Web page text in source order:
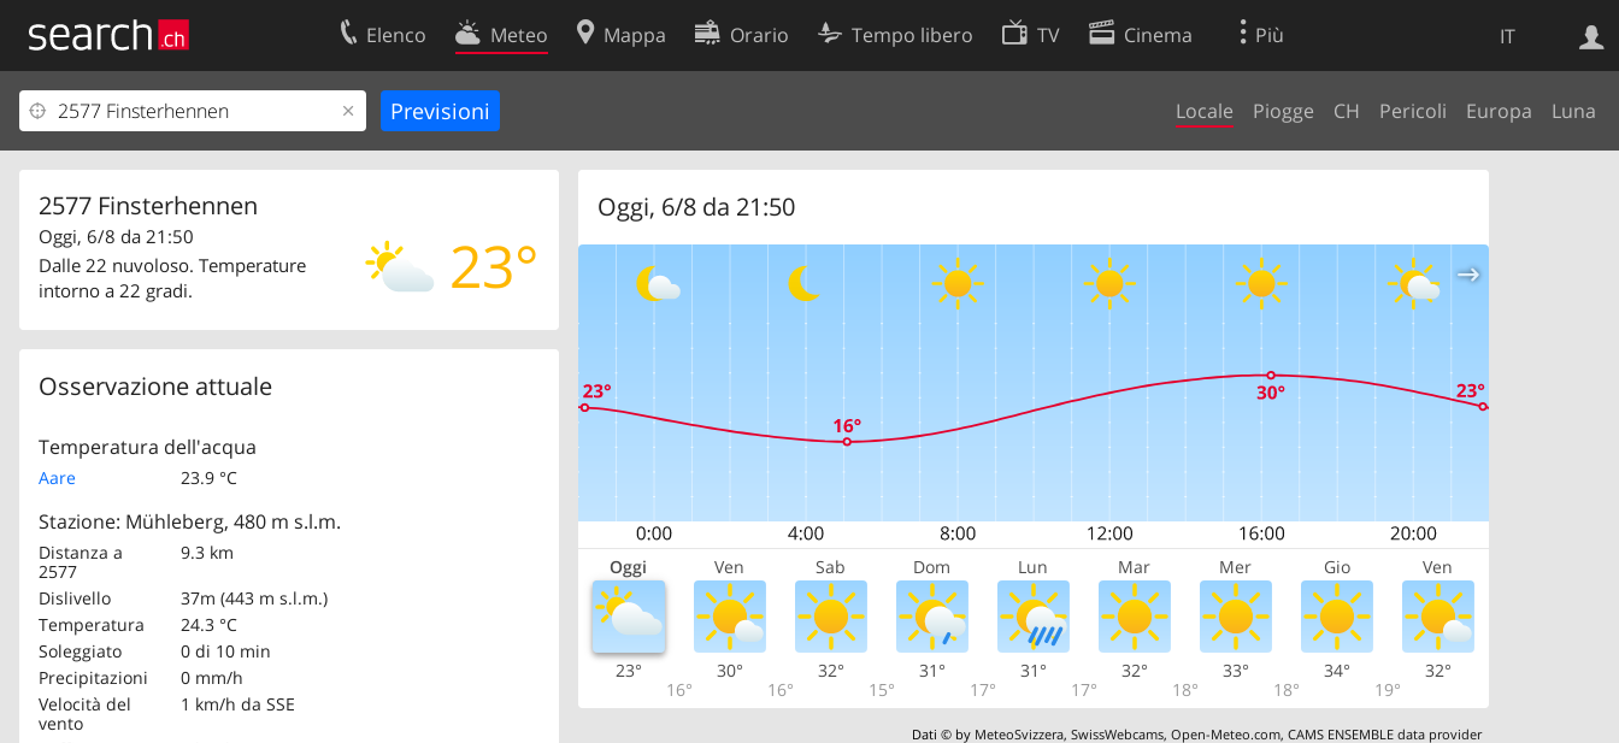
IT
Elenco Meteo Mappa Orario Tempo libero TV Cinema Più
Locale Piogge CH Pericoli Europa Luna
2577 Finsterhennen
23°
Oggi, 6/8 da 21:50
Dalle 22 nuvoloso. Temperature
intorno a 22 gradi.
Osservazione attuale
Temperatura dell'acqua
Aare 23.9 °C
Stazione: Mühleberg, 480 m s.l.m.
Distanza a
2577
9.3 km
Dislivello
37m (443 m s.l.m.)
Temperatura
24.3 °C
Soleggiato
0 di 10 min
Precipitazioni
0 mm/h
Velocità del
vento
1 km/h da SSE
Oggi, 6/8 da 21:50
Oggi Ven Sab Dom Lun Mar Mer Gio Ven
23°
16°
30°
16°
32°
15°
31°
17°
31°
17°
32°
18°
33°
18°
34°
19°
32°
Dati © by MeteoSvizzera,SwissWebcams,Open-Meteo.com,CAMS ENSEMBLE data provider
Ricerca Web
Il vostro profolio
Area clienti
Informazioni Legali
Contatti
Condizioni d’uso
Preferenze cookie